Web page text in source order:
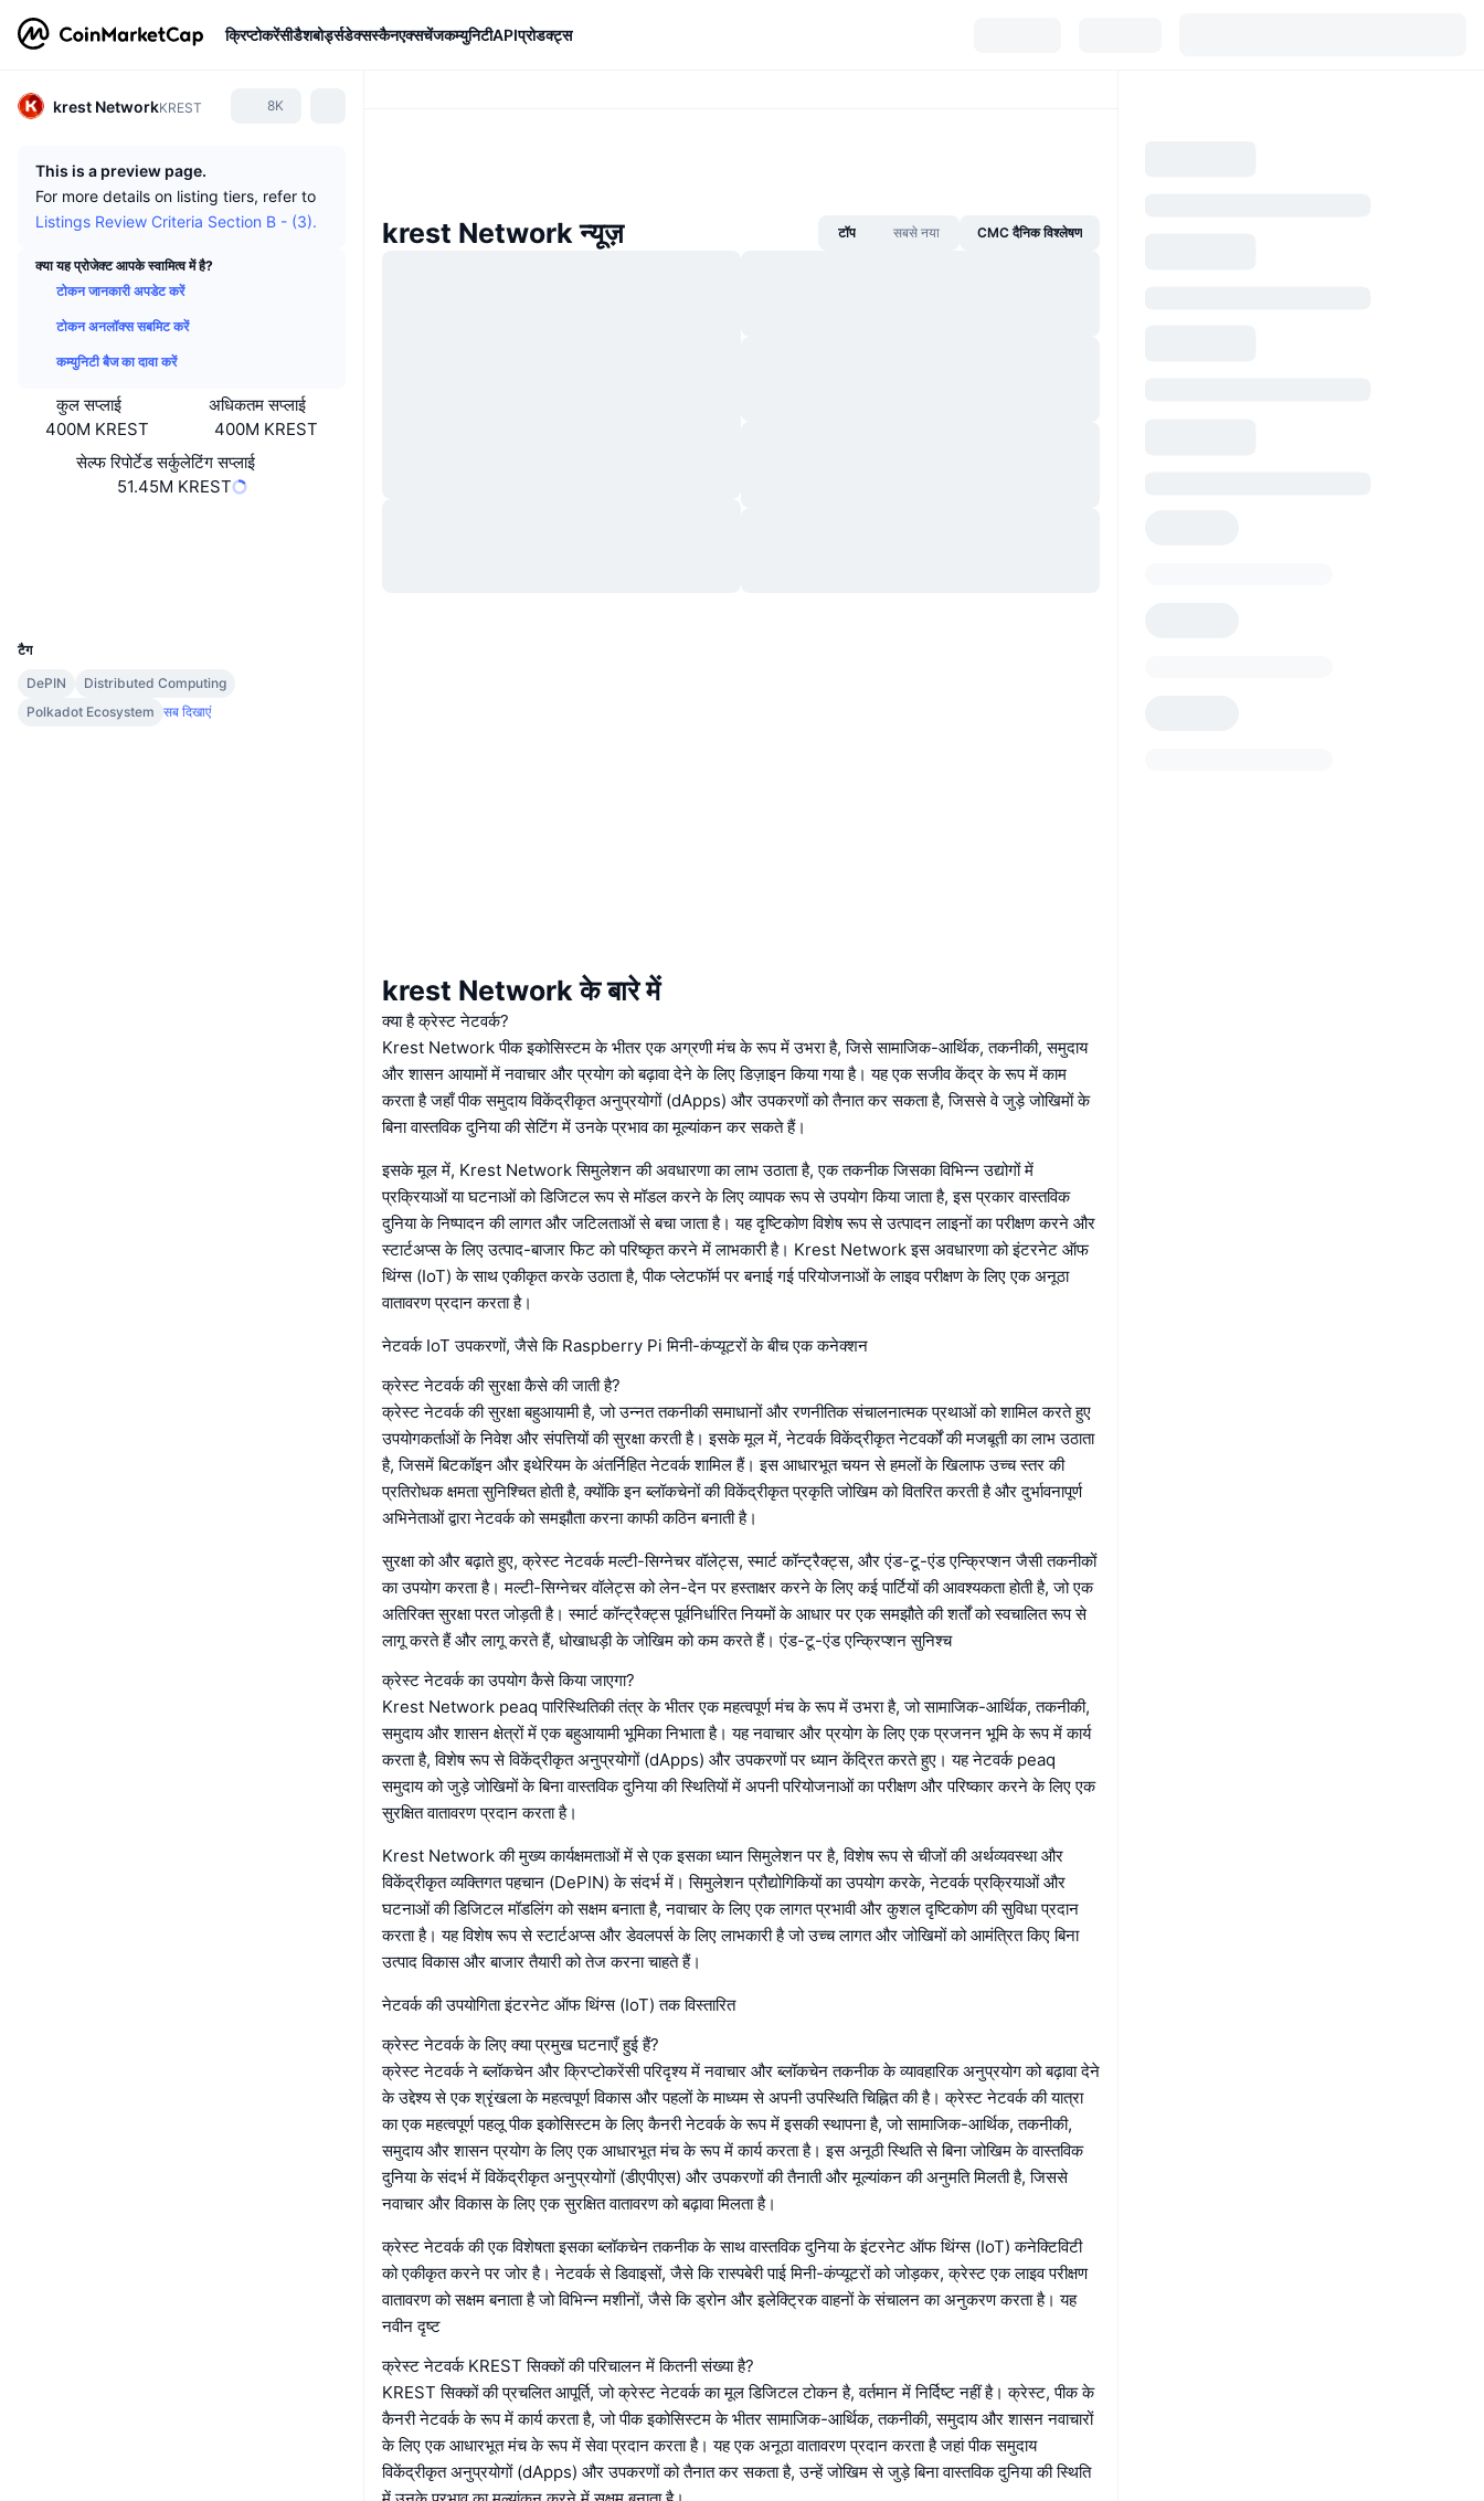
क्रिप्टोकरेंसीडैशबोर्ड्सडेक्सस्कैनएक्सचेंजकम्युनिटीAPIप्रोडक्ट्स
krest NetworkKREST 8K
This is a preview page.
For more details on listing tiers, refer to
Listings Review Criteria Section B - (3).
क्या यह प्रोजेक्ट आपके स्वामित्व में है?
टोकन जानकारी अपडेट करें
टोकन अनलॉक्स सबमिट करें
कम्युनिटी बैज का दावा करें
कुल सप्लाई
400M KREST
अधिकतम सप्लाई
400M KREST
सेल्फ रिपोर्टेड सर्कुलेटिंग सप्लाई
51.45M KREST
टैग
DePIN
Distributed Computing
Polkadot Ecosystem सब दिखाएं
krest Network न्यूज़ टॉप सबसे नया CMC दैनिक विश्लेषण
krest Network के बारे में
क्या है क्रेस्ट नेटवर्क?
Krest Network पीक इकोसिस्टम के भीतर एक अग्रणी मंच के रूप में उभरा है, जिसे सामाजिक-आर्थिक, तकनीकी, समुदाय
और शासन आयामों में नवाचार और प्रयोग को बढ़ावा देने के लिए डिज़ाइन किया गया है। यह एक सजीव केंद्र के रूप में काम
करता है जहाँ पीक समुदाय विकेंद्रीकृत अनुप्रयोगों (dApps) और उपकरणों को तैनात कर सकता है, जिससे वे जुड़े जोखिमों के
बिना वास्तविक दुनिया की सेटिंग में उनके प्रभाव का मूल्यांकन कर सकते हैं।
इसके मूल में, Krest Network सिमुलेशन की अवधारणा का लाभ उठाता है, एक तकनीक जिसका विभिन्न उद्योगों में
प्रक्रियाओं या घटनाओं को डिजिटल रूप से मॉडल करने के लिए व्यापक रूप से उपयोग किया जाता है, इस प्रकार वास्तविक
दुनिया के निष्पादन की लागत और जटिलताओं से बचा जाता है। यह दृष्टिकोण विशेष रूप से उत्पादन लाइनों का परीक्षण करने और
स्टार्टअप्स के लिए उत्पाद-बाजार फिट को परिष्कृत करने में लाभकारी है। Krest Network इस अवधारणा को इंटरनेट ऑफ
थिंग्स (IoT) के साथ एकीकृत करके उठाता है, पीक प्लेटफॉर्म पर बनाई गई परियोजनाओं के लाइव परीक्षण के लिए एक अनूठा
वातावरण प्रदान करता है।
नेटवर्क IoT उपकरणों, जैसे कि Raspberry Pi मिनी-कंप्यूटरों के बीच एक कनेक्शन
क्रेस्ट नेटवर्क की सुरक्षा कैसे की जाती है?
क्रेस्ट नेटवर्क की सुरक्षा बहुआयामी है, जो उन्नत तकनीकी समाधानों और रणनीतिक संचालनात्मक प्रथाओं को शामिल करते हुए
उपयोगकर्ताओं के निवेश और संपत्तियों की सुरक्षा करती है। इसके मूल में, नेटवर्क विकेंद्रीकृत नेटवर्कों की मजबूती का लाभ उठाता
है, जिसमें बिटकॉइन और इथेरियम के अंतर्निहित नेटवर्क शामिल हैं। इस आधारभूत चयन से हमलों के खिलाफ उच्च स्तर की
प्रतिरोधक क्षमता सुनिश्चित होती है, क्योंकि इन ब्लॉकचेनों की विकेंद्रीकृत प्रकृति जोखिम को वितरित करती है और दुर्भावनापूर्ण
अभिनेताओं द्वारा नेटवर्क को समझौता करना काफी कठिन बनाती है।
सुरक्षा को और बढ़ाते हुए, क्रेस्ट नेटवर्क मल्टी-सिग्नेचर वॉलेट्स, स्मार्ट कॉन्ट्रैक्ट्स, और एंड-टू-एंड एन्क्रिप्शन जैसी तकनीकों
का उपयोग करता है। मल्टी-सिग्नेचर वॉलेट्स को लेन-देन पर हस्ताक्षर करने के लिए कई पार्टियों की आवश्यकता होती है, जो एक
अतिरिक्त सुरक्षा परत जोड़ती है। स्मार्ट कॉन्ट्रैक्ट्स पूर्वनिर्धारित नियमों के आधार पर एक समझौते की शर्तों को स्वचालित रूप से
लागू करते हैं और लागू करते हैं, धोखाधड़ी के जोखिम को कम करते हैं। एंड-टू-एंड एन्क्रिप्शन सुनिश्च
क्रेस्ट नेटवर्क का उपयोग कैसे किया जाएगा?
Krest Network peaq पारिस्थितिकी तंत्र के भीतर एक महत्वपूर्ण मंच के रूप में उभरा है, जो सामाजिक-आर्थिक, तकनीकी,
समुदाय और शासन क्षेत्रों में एक बहुआयामी भूमिका निभाता है। यह नवाचार और प्रयोग के लिए एक प्रजनन भूमि के रूप में कार्य
करता है, विशेष रूप से विकेंद्रीकृत अनुप्रयोगों (dApps) और उपकरणों पर ध्यान केंद्रित करते हुए। यह नेटवर्क peaq
समुदाय को जुड़े जोखिमों के बिना वास्तविक दुनिया की स्थितियों में अपनी परियोजनाओं का परीक्षण और परिष्कार करने के लिए एक
सुरक्षित वातावरण प्रदान करता है।
Krest Network की मुख्य कार्यक्षमताओं में से एक इसका ध्यान सिमुलेशन पर है, विशेष रूप से चीजों की अर्थव्यवस्था और
विकेंद्रीकृत व्यक्तिगत पहचान (DePIN) के संदर्भ में। सिमुलेशन प्रौद्योगिकियों का उपयोग करके, नेटवर्क प्रक्रियाओं और
घटनाओं की डिजिटल मॉडलिंग को सक्षम बनाता है, नवाचार के लिए एक लागत प्रभावी और कुशल दृष्टिकोण की सुविधा प्रदान
करता है। यह विशेष रूप से स्टार्टअप्स और डेवलपर्स के लिए लाभकारी है जो उच्च लागत और जोखिमों को आमंत्रित किए बिना
उत्पाद विकास और बाजार तैयारी को तेज करना चाहते हैं।
नेटवर्क की उपयोगिता इंटरनेट ऑफ थिंग्स (IoT) तक विस्तारित
क्रेस्ट नेटवर्क के लिए क्या प्रमुख घटनाएँ हुई हैं?
क्रेस्ट नेटवर्क ने ब्लॉकचेन और क्रिप्टोकरेंसी परिदृश्य में नवाचार और ब्लॉकचेन तकनीक के व्यावहारिक अनुप्रयोग को बढ़ावा देने
के उद्देश्य से एक श्रृंखला के महत्वपूर्ण विकास और पहलों के माध्यम से अपनी उपस्थिति चिह्नित की है। क्रेस्ट नेटवर्क की यात्रा
का एक महत्वपूर्ण पहलू पीक इकोसिस्टम के लिए कैनरी नेटवर्क के रूप में इसकी स्थापना है, जो सामाजिक-आर्थिक, तकनीकी,
समुदाय और शासन प्रयोग के लिए एक आधारभूत मंच के रूप में कार्य करता है। इस अनूठी स्थिति से बिना जोखिम के वास्तविक
दुनिया के संदर्भ में विकेंद्रीकृत अनुप्रयोगों (डीएपीएस) और उपकरणों की तैनाती और मूल्यांकन की अनुमति मिलती है, जिससे
नवाचार और विकास के लिए एक सुरक्षित वातावरण को बढ़ावा मिलता है।
क्रेस्ट नेटवर्क की एक विशेषता इसका ब्लॉकचेन तकनीक के साथ वास्तविक दुनिया के इंटरनेट ऑफ थिंग्स (IoT) कनेक्टिविटी
को एकीकृत करने पर जोर है। नेटवर्क से डिवाइसों, जैसे कि रास्पबेरी पाई मिनी-कंप्यूटरों को जोड़कर, क्रेस्ट एक लाइव परीक्षण
वातावरण को सक्षम बनाता है जो विभिन्न मशीनों, जैसे कि ड्रोन और इलेक्ट्रिक वाहनों के संचालन का अनुकरण करता है। यह
नवीन दृष्ट
क्रेस्ट नेटवर्क KREST सिक्कों की परिचालन में कितनी संख्या है?
KREST सिक्कों की प्रचलित आपूर्ति, जो क्रेस्ट नेटवर्क का मूल डिजिटल टोकन है, वर्तमान में निर्दिष्ट नहीं है। क्रेस्ट, पीक के
कैनरी नेटवर्क के रूप में कार्य करता है, जो पीक इकोसिस्टम के भीतर सामाजिक-आर्थिक, तकनीकी, समुदाय और शासन नवाचारों
के लिए एक आधारभूत मंच के रूप में सेवा प्रदान करता है। यह एक अनूठा वातावरण प्रदान करता है जहां पीक समुदाय
विकेंद्रीकृत अनुप्रयोगों (dApps) और उपकरणों को तैनात कर सकता है, उन्हें जोखिम से जुड़े बिना वास्तविक दुनिया की स्थिति